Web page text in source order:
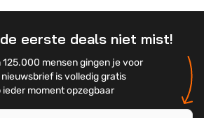
eerste deals niet mist!
125.000 mensen gingen je voor
nieuwsbrief is volledig gratis
ieder moment opzegbaar